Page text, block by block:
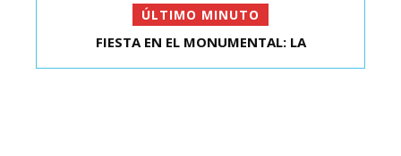
ÚLTIMO MINUTO
FIESTA EN EL MONUMENTAL: LA
DIRECCIÓN DEL TRABAJO MANTIENE